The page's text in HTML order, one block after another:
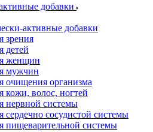
добавки
активные добавки
зрения
детей
женщин
мужчин
организма
волос, ногтей
нервной системы
сосудистой системы
пищеварительной системы